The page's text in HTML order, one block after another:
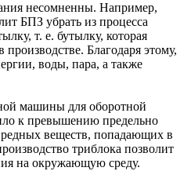
несомненны. Например,
БПЗ убрать из процесса
т. е. бутылку, которая
производстве. Благодаря этому,
воды, пара, а также
машины для оборотной
к превышению предельно
веществ, попадающих в
триблока позволит
на окружающую среду.